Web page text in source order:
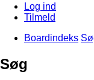
Log ind
Tilmeld
Boardindeks
Søg